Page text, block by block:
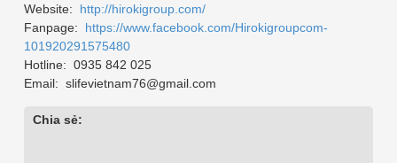
Website: http://hirokigroup.com/
Fanpage: https://www.facebook.com/Hirokigroupcom-
101920291575480
Hotline: 0935 842 025
Email: slifevietnam76@gmail.com
Chia sẻ: